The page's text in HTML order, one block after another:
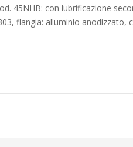
45NHB: con lubrificazione
flangia: alluminio